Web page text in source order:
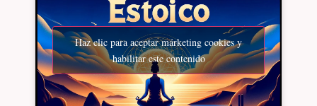
Haz clic para aceptar márketing cookies y
habilitar este contenido